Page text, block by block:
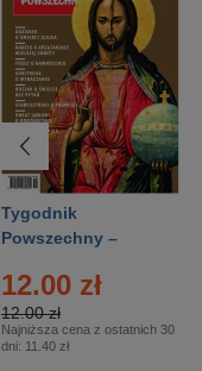
Tygodnik
Powszechny –
12.00 zł
12.00 zł
Najniższa cena z ostatnich 30
dni: 11.40 zł